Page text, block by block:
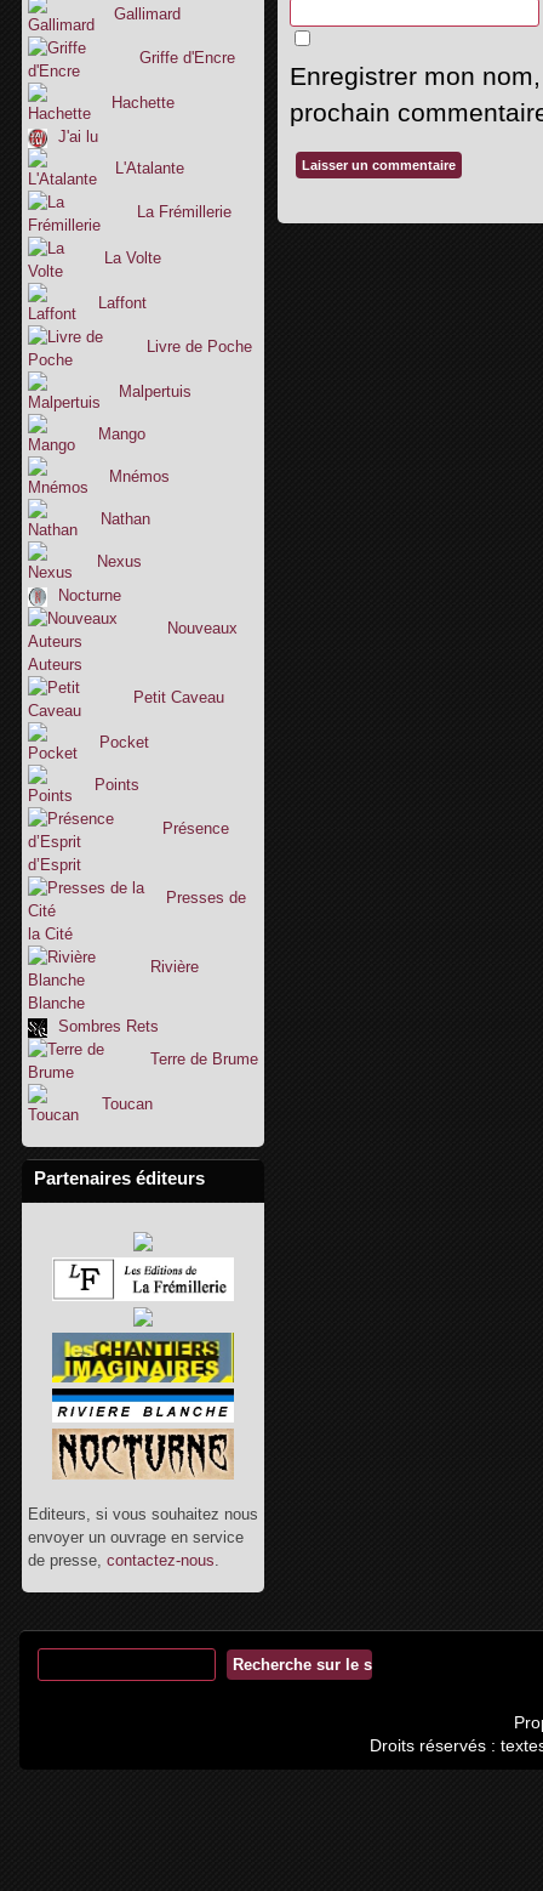
Enregistrer mon
prochain
Gallimard
Griffe d'Encre
Hachette
J'ai lu
L'Atalante
La Frémillerie
La Volte
Laffont
Livre de Poche
Malpertuis
Mango
Mnémos
Nathan
Nexus
Nocturne
Nouveaux
Auteurs
Petit Caveau
Pocket
Points
Présence
d’Esprit
Presses de
la Cité
Rivière
Blanche
Sombres Rets
Terre de Brume
Toucan
Partenaires éditeurs
Editeurs, si vous souhaitez nous
envoyer un ouvrage en service
de presse, contactez-nous.
Droits réservés :